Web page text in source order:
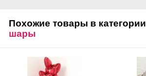
Похожие товары в категории
шары